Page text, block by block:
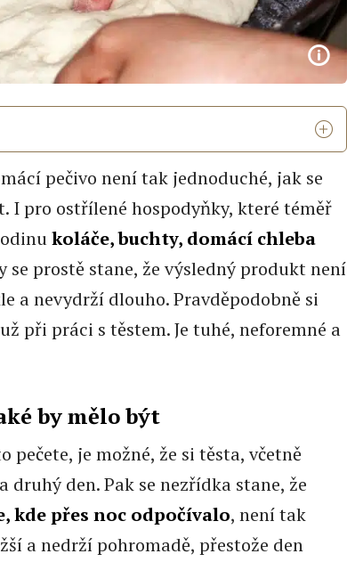
pečivo není tak jednoduché, jak se
I pro ostřílené hospodyňky, které téměř
koláče, buchty, domácí chleba
se prostě stane, že výsledný produkt není
a nevydrží dlouho. Pravděpodobně si
při práci s těstem. Je tuhé, neforemné a
by mělo být
pečete, je možné, že si těsta, včetně
den. Pak se nezřídka stane, že
kde přes noc odpočívalo, není tak
a nedrží pohromadě, přestože den